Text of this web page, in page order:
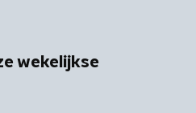
wekelijkse